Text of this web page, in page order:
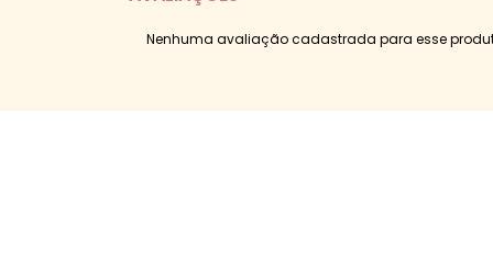
Nenhuma avaliação cadastrada para esse